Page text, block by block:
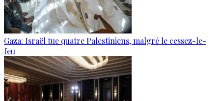
Gaza: Israël tue quatre Palestiniens, malgré le cessez-le-
feu